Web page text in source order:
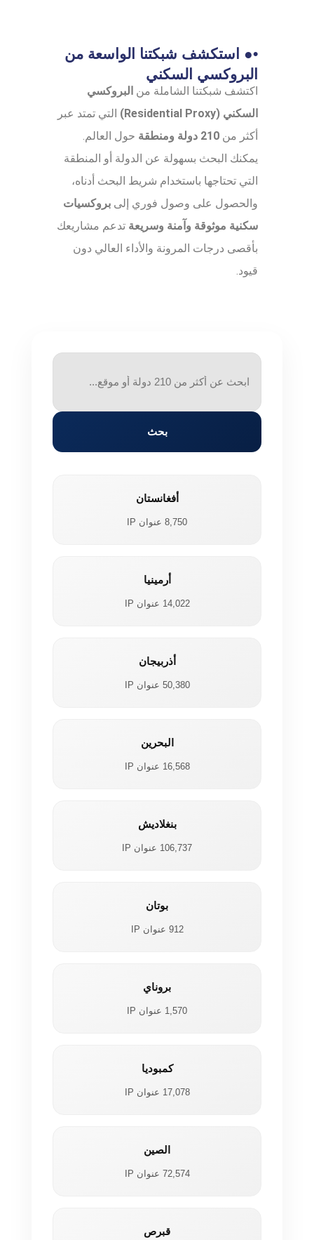
•● استكشف شبكتنا الواسعة من
البروكسي السكني
اكتشف شبكتنا الشاملة من البروكسي
السكني (Residential Proxy)
التي تمتد عبر
أكثر من 210 دولة ومنطقة
حول العالم.
يمكنك البحث بسهولة عن الدولة أو المنطقة
التي تحتاجها باستخدام شريط البحث أدناه،
والحصول على وصول فوري إلى بروكسيات
سكنية موثوقة وآمنة وسريعة تدعم مشاريعك
بأقصى درجات المرونة والأداء العالي دون
قيود.
بحث
أفغانستان
8,750 عنوان IP
أرمينيا
14,022 عنوان IP
أذربيجان
50,380 عنوان IP
البحرين
16,568 عنوان IP
بنغلاديش
106,737 عنوان IP
بوتان
912 عنوان IP
بروناي
1,570 عنوان IP
كمبوديا
17,078 عنوان IP
الصين
72,574 عنوان IP
قبرص